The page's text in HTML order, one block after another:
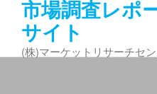
ン
市場調査レポ
サイト
(株)マーケットリサーチセ